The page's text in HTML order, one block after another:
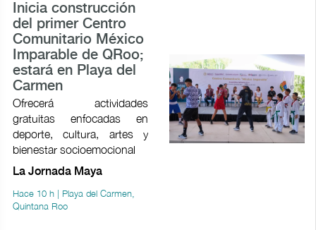
Inicia construcción
del primer Centro
Comunitario México
Imparable de QRoo;
estará en Playa del
Carmen
Ofrecerá actividades
gratuitas enfocadas en
deporte, cultura, artes y
bienestar socioemocional
La Jornada Maya
Hace 10 h | Playa del Carmen,
Quintana Roo